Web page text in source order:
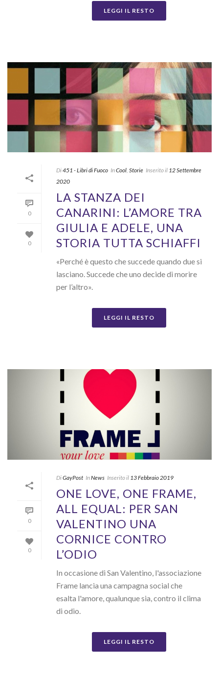
LEGGI IL RESTO
0
0
Di451 - Libri di Fuoco InCool, Storie Inserito il 12 Settembre
2020
LA STANZA DEI
CANARINI: L’AMORE TRA
GIULIA E ADELE, UNA
STORIA TUTTA SCHIAFFI
«Perché è questo che succede quando due si
lasciano. Succede che uno decide di morire
per l’altro».
LEGGI IL RESTO
0
0
DiGayPost InNews Inserito il 13 Febbraio 2019
ONE LOVE, ONE FRAME,
ALL EQUAL: PER SAN
VALENTINO UNA
CORNICE CONTRO
L’ODIO
In occasione di San Valentino, l'associazione
Frame lancia una campagna social che
esalta l'amore, qualunque sia, contro il clima
di odio.
LEGGI IL RESTO